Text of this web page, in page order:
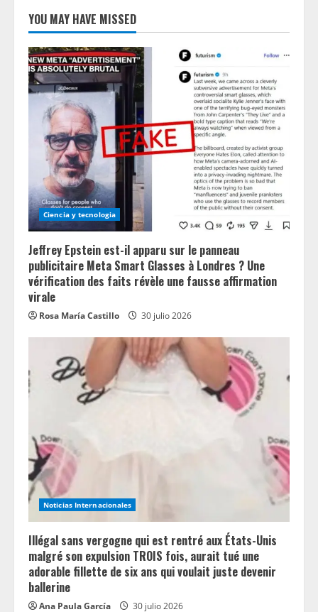
YOU MAY HAVE MISSED
Ciencia y tecnologia
Jeffrey Epstein est-il apparu sur le panneau
publicitaire Meta Smart Glasses à Londres ? Une
vérification des faits révèle une fausse affirmation
virale
Rosa María Castillo 30 julio 2026
Noticias Internacionales
Illégal sans vergogne qui est rentré aux États-Unis
malgré son expulsion TROIS fois, aurait tué une
adorable fillette de six ans qui voulait juste devenir
ballerine
Ana Paula García 30 julio 2026